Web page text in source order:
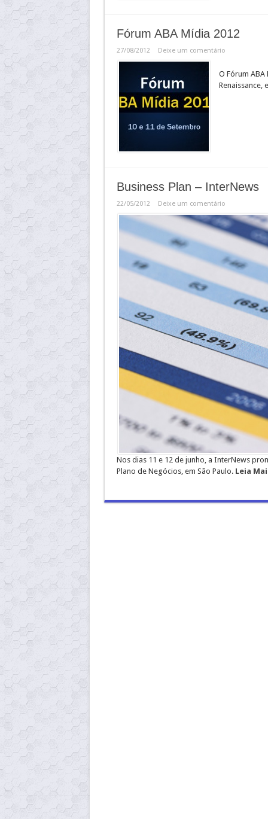
Fórum ABA Mídia 2012
27/08/2012 Deixe um comentário
O Fórum
Renaissance,
Business Plan – InterNews
22/05/2012 Deixe um comentário
Nos dias 11 e 12 de junho, a InterNews
Plano de Negócios, em São Paulo. Leia